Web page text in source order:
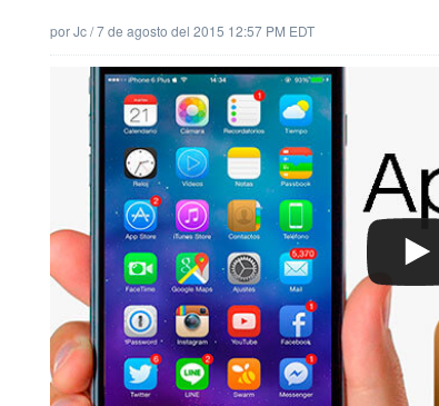
porJc/7 de agosto del 2015 12:57 PM EDT